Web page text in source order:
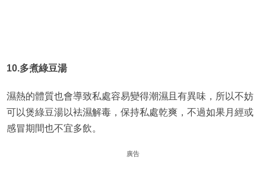
10.多煮綠豆湯
濕熱的體質也會導致私處容易變得潮濕且有異味，所以不妨
可以煲綠豆湯以袪濕解毒，保持私處乾爽，不過如果月經或
感冒期間也不宜多飲。
廣告